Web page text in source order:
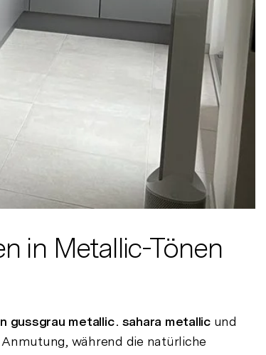
in Metallic-Tönen
gussgrau metallic . sahara metallicund
während die natürliche